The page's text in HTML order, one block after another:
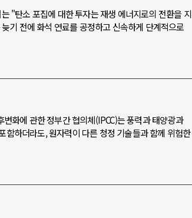
"탄소 포집에 대한 투자는 재생 에너지로의 전환을 지
기 전에 화석 연료를 공정하고 신속하게 단계적으로
화에 관한 정부간 협의체(IPCC)는 풍력과 태양광과
하더라도, 원자력이 다른 청정 기술들과 함께 위험한